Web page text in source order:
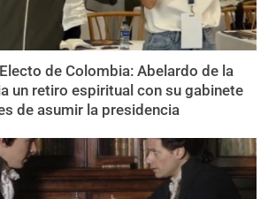
de Colombia: Abelardo de la
un retiro espiritual con su gabinete
de asumir la presidencia